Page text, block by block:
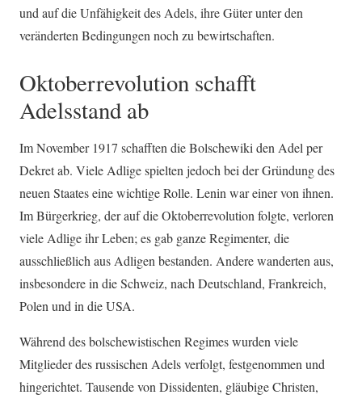
und auf die Unfähigkeit des Adels, ihre Güter unter den
veränderten Bedingungen noch zu bewirtschaften.
Oktoberrevolution schafft
Adelsstand ab
Im November 1917 schafften die Bolschewiki den Adel per
Dekret ab. Viele Adlige spielten jedoch bei der Gründung des
neuen Staates eine wichtige Rolle. Lenin war einer von ihnen.
Im Bürgerkrieg, der auf die Oktoberrevolution folgte, verloren
viele Adlige ihr Leben; es gab ganze Regimenter, die
ausschließlich aus Adligen bestanden. Andere wanderten aus,
insbesondere in die Schweiz, nach Deutschland, Frankreich,
Polen und in die USA.
Während des bolschewistischen Regimes wurden viele
Mitglieder des russischen Adels verfolgt, festgenommen und
hingerichtet. Tausende von Dissidenten, gläubige Christen,